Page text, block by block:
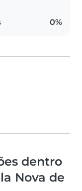
0%
dentro
Nova de